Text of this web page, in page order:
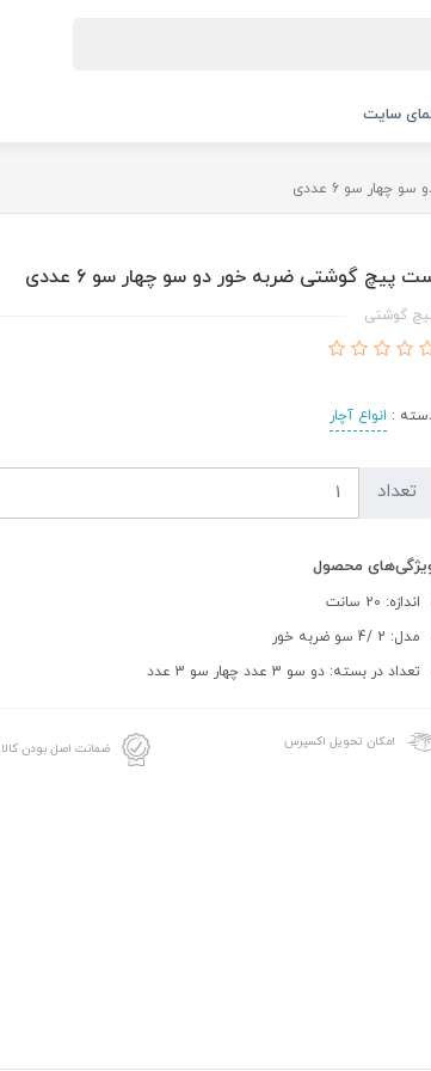
سایت
سو 6 عددی
پیچ گوشتی ضربه خور دو سو چهار سو 6 عددی
گوشتی
: انواع آچار
تعداد
محصول
اندازه: 20 سانت
مدل: 2 /4 سو ضربه خور
تعداد در بسته: دو سو 3 عدد چهار سو 3 عدد
امکان تحویل اکسپرس ضمانت اصل بودن کالا